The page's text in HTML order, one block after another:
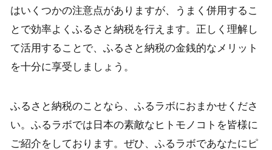
はいくつかの注意点がありますが、うまく併用するこ
とで効率よくふるさと納税を行えます。正しく理解し
て活用することで、ふるさと納税の金銭的なメリット
を十分に享受しましょう。
ふるさと納税のことなら、ふるラボにおまかせくださ
い。ふるラボでは日本の素敵なヒトモノコトを皆様に
ご紹介をしております。ぜひ、ふるラボであなたにピ